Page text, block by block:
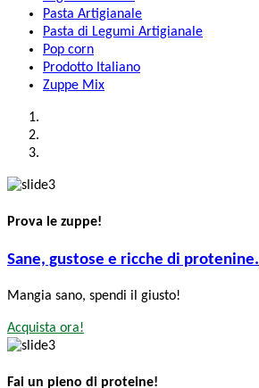
Pasta Artigianale
Pasta di Legumi Artigianale
Pop corn
Prodotto Italiano
Zuppe Mix
Prova le zuppe!
Sane, gustose e ricche di protenine.
Mangia sano, spendi il giusto!
Acquista ora!
Fai un pieno di proteine!